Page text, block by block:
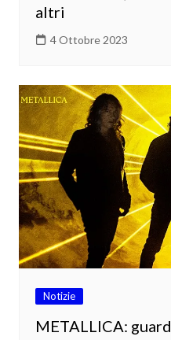
altri
4 Ottobre 2023
Notizie
METALLICA: